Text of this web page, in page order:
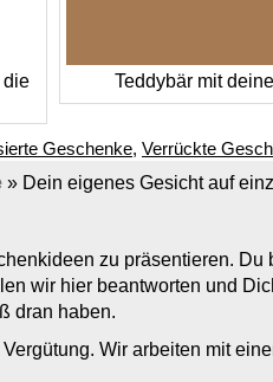
die
Teddybär mit
Geschenke, Verrückte
» Dein eigenes Gesicht auf
zu präsentieren.
wir hier beantworten und
dran haben.
Wir arbeiten mit